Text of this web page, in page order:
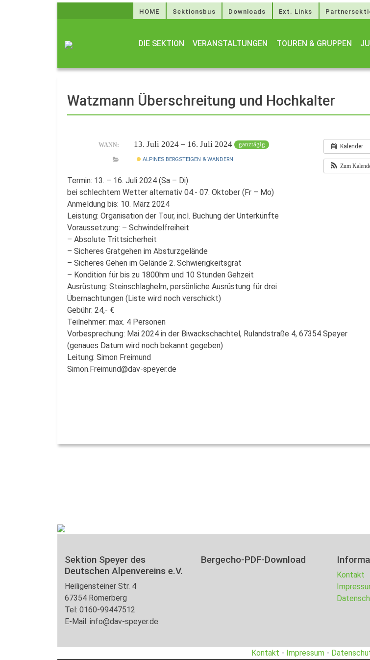
HOME Sektionsbus Downloads Ext. Links
DIE SEKTION VERANSTALTUNGEN TOUREN & GRUPPEN
Watzmann Überschreitung und Hochkalter
Kalender
Zum
WANN: 13. Juli 2024 – 16. Juli 2024 ganztägig
ALPINES BERGSTEIGEN & WANDERN
Termin: 13. – 16. Juli 2024 (Sa – Di)
bei schlechtem Wetter alternativ 04.- 07. Oktober (Fr – Mo)
Anmeldung bis: 10. März 2024
Leistung: Organisation der Tour, incl. Buchung der Unterkünfte
Voraussetzung: – Schwindelfreiheit
– Absolute Trittsicherheit
– Sicheres Gratgehen im Absturzgelände
– Sicheres Gehen im Gelände 2. Schwierigkeitsgrat
– Kondition für bis zu 1800hm und 10 Stunden Gehzeit
Ausrüstung: Steinschlaghelm, persönliche Ausrüstung für drei
Übernachtungen (Liste wird noch verschickt)
Gebühr: 24,- €
Teilnehmer: max. 4 Personen
Vorbesprechung: Mai 2024 in der Biwackschachtel, Rulandstraße 4, 67354 Speyer
(genaues Datum wird noch bekannt gegeben)
Leitung: Simon Freimund
Simon.Freimund@dav-speyer.de
Sektion Speyer des
Deutschen Alpenvereins e.V.
Heiligensteiner Str. 4
67354 Römerberg
Tel: 0160-99447512
E-Mail: info@dav-speyer.de
Bergecho-PDF-Download
Kontakt
Kontakt - Impressum -